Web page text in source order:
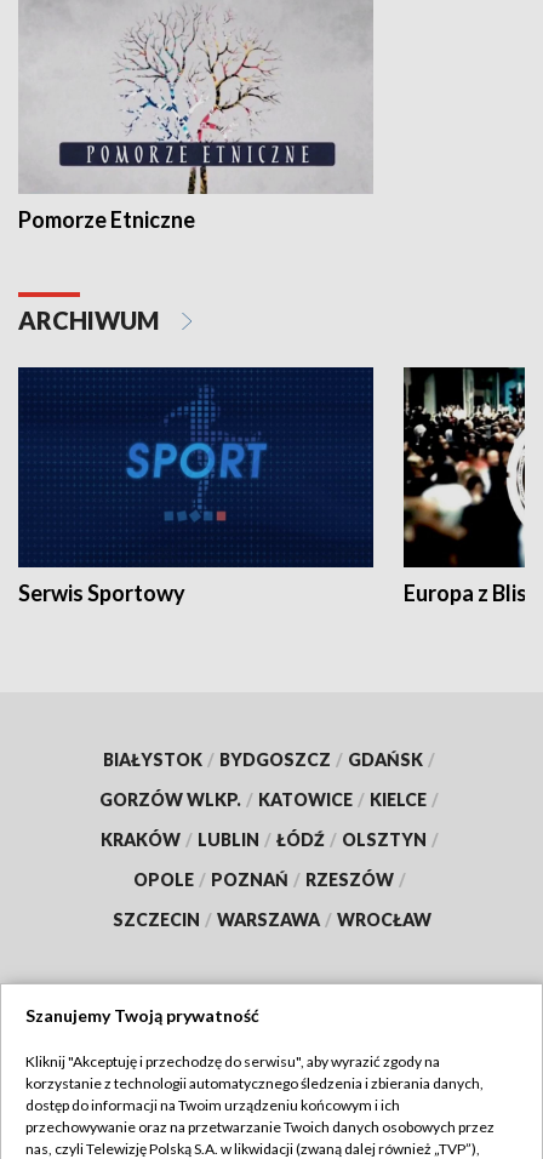
Pomorze Etniczne
ARCHIWUM
Serwis Sportowy Europa z
BIAŁYSTOK / BYDGOSZCZ / GDAŃSK /
GORZÓW WLKP. / KATOWICE / KIELCE /
KRAKÓW / LUBLIN / ŁÓDŹ / OLSZTYN /
OPOLE / POZNAŃ / RZESZÓW /
SZCZECIN / WARSZAWA / WROCŁAW
TVP
Abonament TVP
Regulamin TVP
Szanujemy Twoją prywatność
Kliknij "Akceptuję i przechodzę do serwisu", aby wyrazić zgody na
korzystanie z technologii automatycznego śledzenia i zbierania danych,
dostęp do informacji na Twoim urządzeniu końcowym i ich
przechowywanie oraz na przetwarzanie Twoich danych osobowych przez
nas, czyli Telewizję Polską S.A. w likwidacji (zwaną dalej również „TVP”),